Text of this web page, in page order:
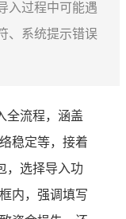
入过程中可能遇
、系统提示错误
全流程，涵盖
稳定等，接着
，选择导入功
内，强调填写